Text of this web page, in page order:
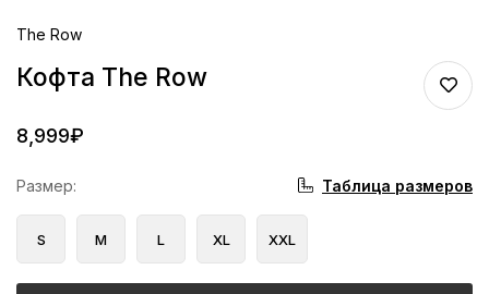
The Row
Кофта The Row
8,999₽
Размер: Таблица размеров
S M L XL XXL